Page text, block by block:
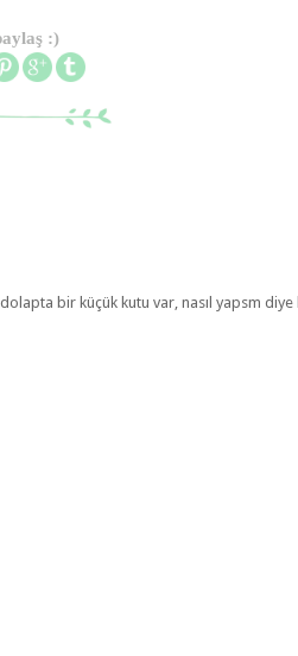
:)
bir küçük kutu var, nasıl yapsm